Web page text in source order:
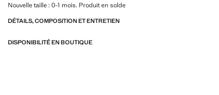
Nouvelle taille : 0-1 mois. Produit en solde
DÉTAILS, COMPOSITION ET ENTRETIEN
DISPONIBILITÉ EN BOUTIQUE